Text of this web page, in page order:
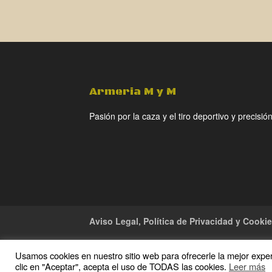
2.099,00€.1.999,00€.
Armeria M y M
Pasión por la caza y el tiro deportivo y
Aviso Legal, Política de Privacidad y
Copyright · 2016 Armeria M y M · Todos los
Usamos cookies en nuestro sitio web para ofrecerle la mejor
clic en "Aceptar", acepta el uso de TODAS las cookies. Leer más